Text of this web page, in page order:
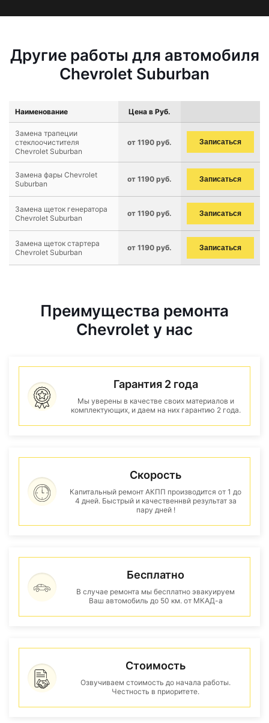
Другие работы для автомобиля
Chevrolet Suburban
Наименование Цена в Руб.
Замена трапеции
стеклоочистителя
Chevrolet Suburban
от 1190 руб. Записаться
Замена фары Chevrolet
Suburban
от 1190 руб. Записаться
Замена щеток генератора
Chevrolet Suburban
от 1190 руб. Записаться
Замена щеток стартера
Chevrolet Suburban
от 1190 руб. Записаться
Преимущества ремонта
Chevrolet у нас
Гарантия 2 года
Мы уверены в качестве своих материалов и
комплектующих, и даем на них гарантию 2 года.
Скорость
Капитальный ремонт АКПП производится от 1 до
4 дней. Быстрый и качественнвй результат за
пару дней !
Бесплатно
В случае ремонта мы бесплатно эвакуируем
Ваш автомобиль до 50 км. от МКАД-а
Стоимость
Озвучиваем стоимость до начала работы.
Честность в приоритете.